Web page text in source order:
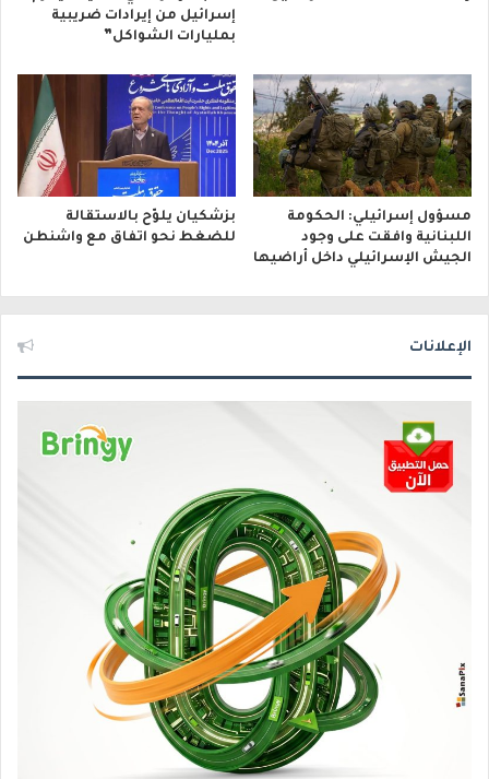
إسرائيل من إيرادات ضريبية
بمليارات الشواكل”
مسؤول إسرائيلي: الحكومة
اللبنانية وافقت على وجود
الجيش الإسرائيلي داخل أراضيها
بزشكيان يلوّح بالاستقالة
للضغط نحو اتفاق مع واشنطن
الإعلانات